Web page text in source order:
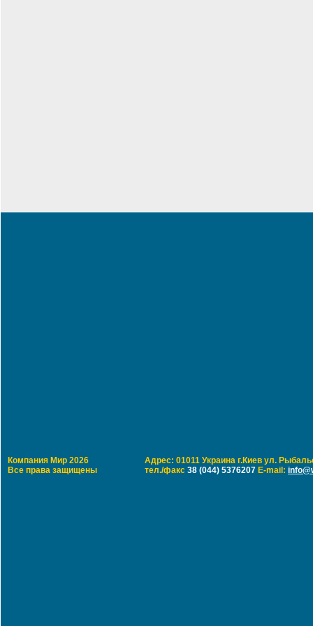
Компания Мир 2026
Все права защищены
Адрес: 01011 Украина г.Киев ул.
тел./факс 38 (044) 5376207 E-mail: